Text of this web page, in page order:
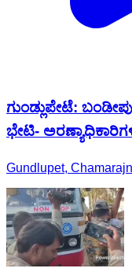
ಗುಂಡ್ಲುಪೇಟೆ:
ಭೇಟಿ-
Gundlupet,